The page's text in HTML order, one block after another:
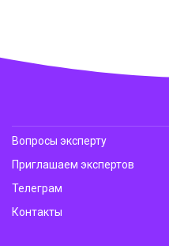
Вопросы эксперту
Приглашаем экспертов
Телеграм
Контакты